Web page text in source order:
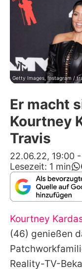
Alle
Getty Images, Instagram /
Er macht
Kourtney
Travis
22.06.22, 19:00 -
Lesezeit: 1 min
Kourtney
(46) genießen
Reality-TV-